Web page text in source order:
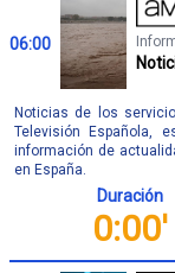
06:00
Noticias de los
Televisión Española,
información de
en España.
Duración
0:00'